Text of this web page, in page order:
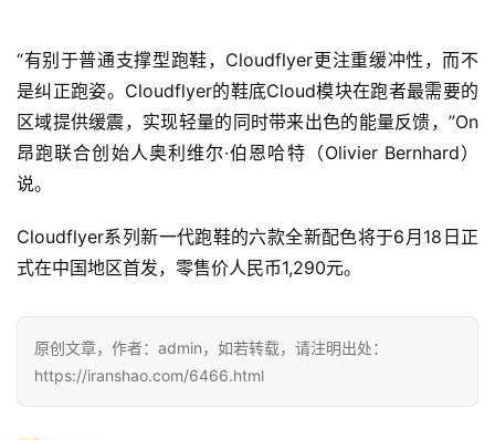
训
练
视
频
用
精
选
“有别于普通支撑型跑鞋，Cloudflyer更注重缓冲性，而不
是纠正跑姿。Cloudflyer的鞋底Cloud模块在跑者最需要的
区域提供缓震，实现轻量的同时带来出色的能量反馈，”On
昂跑联合创始人奥利维尔·伯恩哈特（Olivier Bernhard）
说。
Cloudflyer系列新一代跑鞋的六款全新配色将于6月18日正
式在中国地区首发，零售价人民币1,290元。
原创文章，作者：admin，如若转载，请注明出处：
https://iranshao.com/6466.html